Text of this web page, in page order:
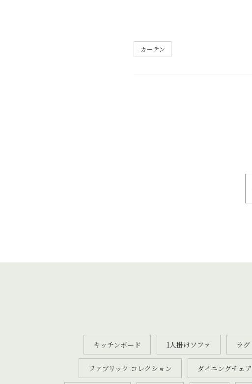
カーテン
キッチンボード 1人掛けソファ ラグ
ファブリック コレクション ダイニングチェア